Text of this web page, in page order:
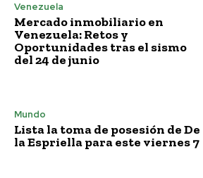
Venezuela
Mercado inmobiliario en
Venezuela: Retos y
Oportunidades tras el sismo
del 24 de junio
Mundo
Lista la toma de posesión de De
la Espriella para este viernes 7